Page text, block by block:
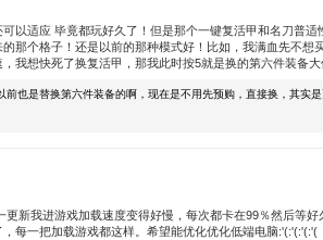
以适应 毕竟都玩好久了！但是那个一键复活甲和名刀普适
那个格子！还是以前的那种模式好！比如，我满血先不想
我想快死了换复活甲，那我此时按5就是换的第六件装备大
前也是替换第六件装备的啊，现在是不用先预购，直接换，其实
更新我进游戏加载速度变得好慢，每次都卡在99％然后等
每一把加载游戏都这样。希望能优化优化低端电脑:'(:'(:'(:'(